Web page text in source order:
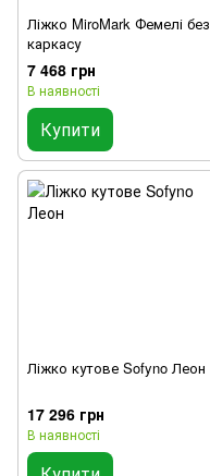
Ліжко MiroMark Фемелі без
каркасу
7 468 грн
В наявності
Купити
Ліжко кутове Sofyno Леон
17 296 грн
В наявності